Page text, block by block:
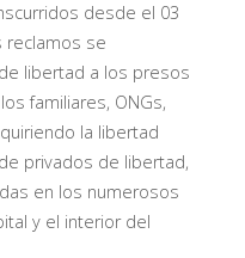
desde el 03
reclamos se
libertad a los presos
familiares, ONGs,
la libertad
privados de libertad,
en los numerosos
y el interior del